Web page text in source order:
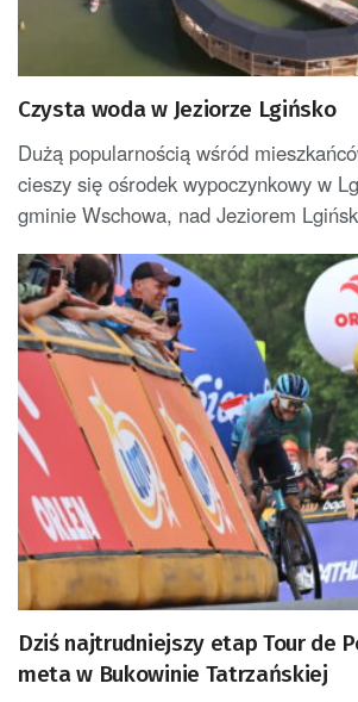
Czysta woda w Jeziorze Lgińsko
Dużą popularnością wśród
cieszy się ośrodek wypoczynkowy w
gminie Wschowa, nad Jeziorem
Dziś najtrudniejszy etap Tour de
meta w Bukowinie Tatrzańskiej